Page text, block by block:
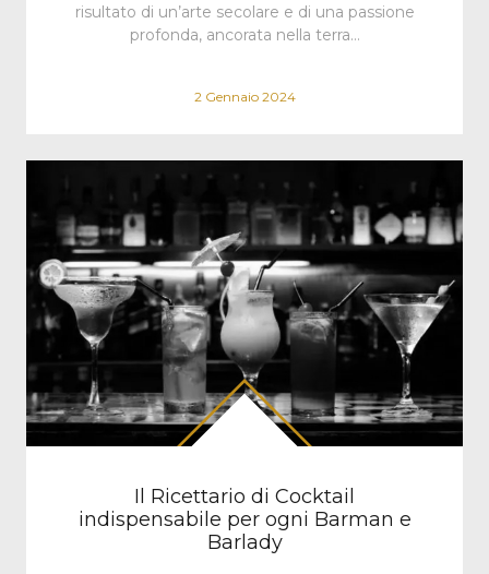
risultato di un’arte secolare e di una passione
profonda, ancorata nella terra…
2 Gennaio 2024
Il Ricettario di Cocktail
indispensabile per ogni Barman e
Barlady